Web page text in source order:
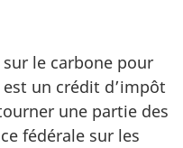
sur le carbone pour
un crédit d’impôt
une partie des
fédérale sur les